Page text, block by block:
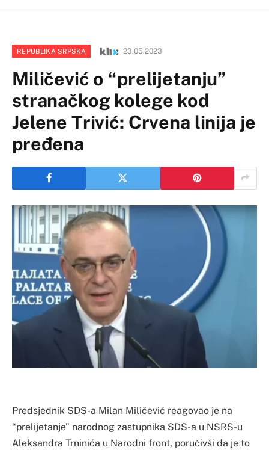
REPUBLIKA SRPSKA 23.05.2023
Miličević o “prelijetanju”
stranačkog kolege kod
Jelene Trivić: Crvena linija je
pređena
Predsjednik SDS-a Milan Miličević reagovao je na
“prelijetanje” narodnog zastupnika SDS-a u NSRS-u
Aleksandra Trninića u Narodni front, poručivši da je to